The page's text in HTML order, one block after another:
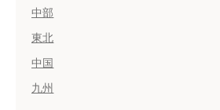
中部
東北
中国
九州